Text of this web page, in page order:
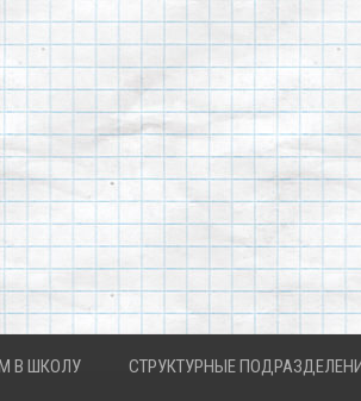
В ШКОЛУ СТРУКТУРНЫЕ